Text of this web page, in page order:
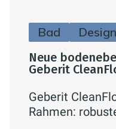
Bad Design
Neue
Geberit
Geberit
Rahmen: